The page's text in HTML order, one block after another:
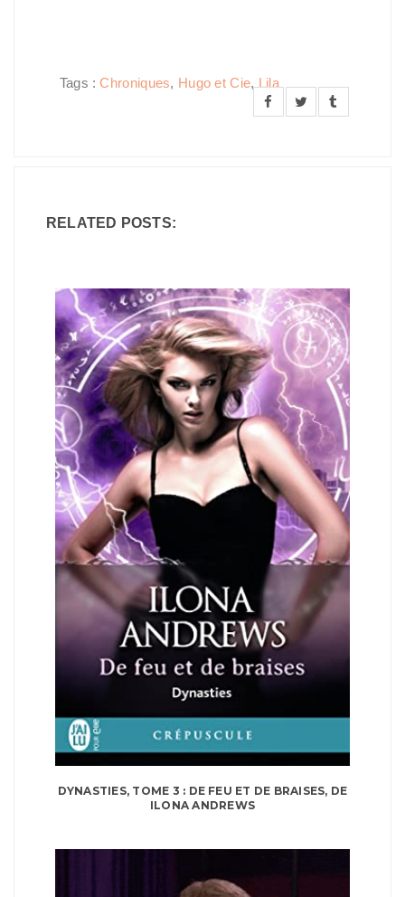
Tags :Chroniques, Hugo et Cie, Lila
RELATED POSTS:
DYNASTIES, TOME 3 : DE FEU ET DE BRAISES, DE
ILONA ANDREWS